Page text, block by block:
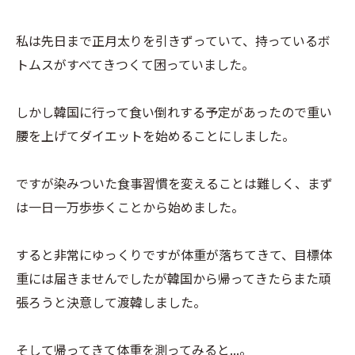
私は先日まで正月太りを引きずっていて、持っているボ
トムスがすべてきつくて困っていました。
しかし韓国に行って食い倒れする予定があったので重い
腰を上げてダイエットを始めることにしました。
ですが染みついた食事習慣を変えることは難しく、まず
は一日一万歩歩くことから始めました。
すると非常にゆっくりですが体重が落ちてきて、目標体
重には届きませんでしたが韓国から帰ってきたらまた頑
張ろうと決意して渡韓しました。
そして帰ってきて体重を測ってみると...。